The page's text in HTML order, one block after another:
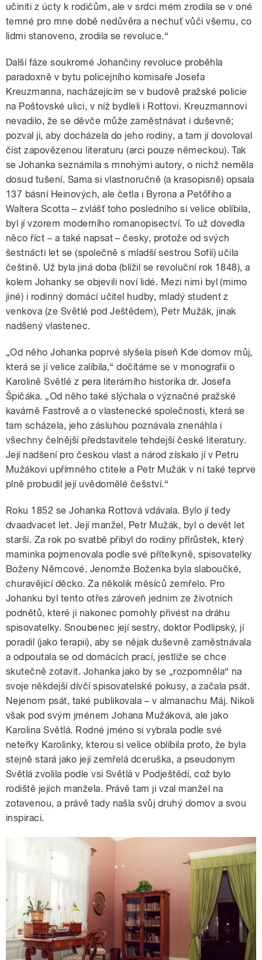
učiniti z úcty k rodičům, ale v srdci mém zrodila se v oné
temné pro mne době nedůvěra a nechuť vůči všemu, co
lidmi stanoveno, zrodila se revoluce.“
Další fáze soukromé Johančiny revoluce proběhla
paradoxně v bytu policejního komisaře Josefa
Kreuzmanna, nacházejícím se v budově pražské policie
na Poštovské ulici, v níž bydleli i Rottovi. Kreuzmannovi
nevadilo, že se děvče může zaměstnávat i duševně;
pozval ji, aby docházela do jeho rodiny, a tam jí dovoloval
číst zapovězenou literaturu (arci pouze německou). Tak
se Johanka seznámila s mnohými autory, o nichž neměla
dosud tušení. Sama si vlastnoručně (a krasopisně) opsala
137 básní Heinových, ale četla i Byrona a Petőfiho a
Waltera Scotta – zvlášť toho posledního si velice oblíbila,
byl jí vzorem moderního romanopisectví. To už dovedla
něco říct – a také napsat – česky, protože od svých
šestnácti let se (společně s mladší sestrou Sofií) učila
češtině. Už byla jiná doba (blížil se revoluční rok 1848), a
kolem Johanky se objevili noví lidé. Mezi nimi byl (mimo
jiné) i rodinný domácí učitel hudby, mladý student z
venkova (ze Světlé pod Ještědem), Petr Mužák, jinak
nadšený vlastenec.
„Od něho Johanka poprvé slyšela píseň Kde domov můj,
která se jí velice zalíbila,“ dočítáme se v monografii o
Karolině Světlé z pera literárního historika dr. Josefa
Špičáka. „Od něho také slýchala o význačné pražské
kavárně Fastrově a o vlastenecké společnosti, která se
tam scházela, jeho zásluhou poznávala znenáhla i
všechny čelnější představitele tehdejší české literatury.
Její nadšení pro českou vlast a národ získalo jí v Petru
Mužákovi upřímného ctitele a Petr Mužák v ní také teprve
plně probudil její uvědomělé češství.“
Roku 1852 se Johanka Rottová vdávala. Bylo jí tedy
dvaadvacet let. Její manžel, Petr Mužák, byl o devět let
starší. Za rok po svatbě přibyl do rodiny přírůstek, který
maminka pojmenovala podle své přítelkyně, spisovatelky
Boženy Němcové. Jenomže Boženka byla slaboučké,
churavějící děcko. Za několik měsíců zemřelo. Pro
Johanku byl tento otřes zároveň jedním ze životních
podnětů, které ji nakonec pomohly přivést na dráhu
spisovatelky. Snoubenec její sestry, doktor Podlipský, jí
poradil (jako terapii), aby se nějak duševně zaměstnávala
a odpoutala se od domácích prací, jestliže se chce
skutečně zotavit. Johanka jako by se „rozpomněla“ na
svoje někdejší dívčí spisovatelské pokusy, a začala psát.
Nejenom psát, také publikovala – v almanachu Máj. Nikoli
však pod svým jménem Johana Mužáková, ale jako
Karolina Světlá. Rodné jméno si vybrala podle své
neteřky Karolinky, kterou si velice oblíbila proto, že byla
stejně stará jako její zemřelá dceruška, a pseudonym
Světlá zvolila podle vsi Světlá v Podještědí, což bylo
rodiště jejích manžela. Právě tam ji vzal manžel na
zotavenou, a právě tady našla svůj druhý domov a svou
inspiraci.